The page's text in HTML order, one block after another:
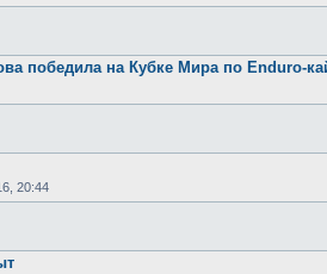
победила на Кубке Мира по Enduro-
20:44